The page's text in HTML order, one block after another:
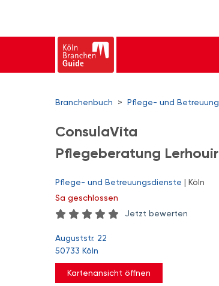
Branchenbuch > Pflege- und
ConsulaVita
Pflegeberatung
Pflege- und Betreuungsdienste | Köln
Sa geschlossen
Jetzt bewerten
Auguststr. 22
50733 Köln
Kartenansicht öffnen